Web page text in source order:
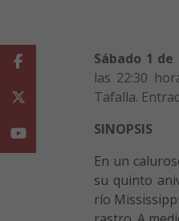
Sábado 1
las 22:30
Tafalla.
SINOPSIS
En un
su quinto
río
Facebook
Youtube